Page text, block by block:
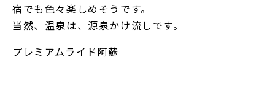
宿でも色々楽しめそうです。
当然、温泉は、源泉かけ流しです。
プレミアムライド阿蘇